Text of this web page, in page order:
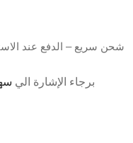
شحن سريع – الدفع عند
برجاء الإشارة الي